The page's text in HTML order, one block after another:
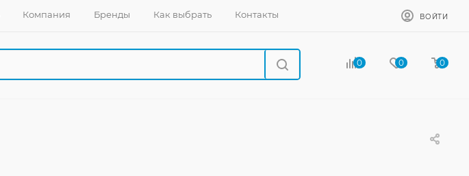
Компания Бренды Как выбрать Контакты ВОЙТИ
0 0 0